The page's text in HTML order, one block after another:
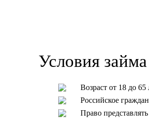
Условия займа
Возраст от 18 до 65
Российское
Право